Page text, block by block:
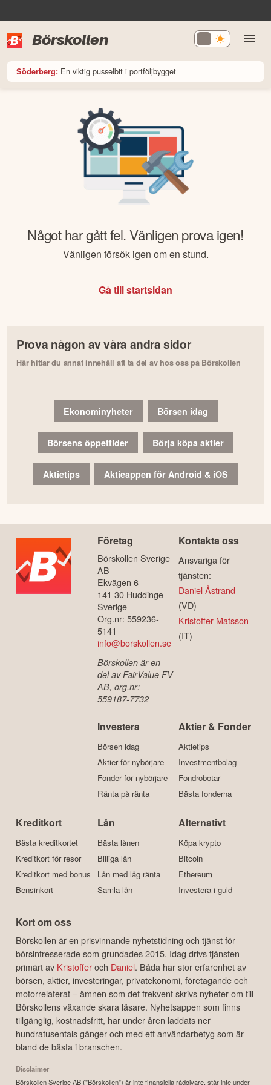
Börskollen
Söderberg: En viktig pusselbit i portföljbygget
Något har gått fel. Vänligen prova igen!
Vänligen försök igen om en stund.
Gå till startsidan
Prova någon av våra andra sidor
Här hittar du annat innehåll att ta del av hos oss på Börskollen
Ekonominyheter Börsen idag
Börsens öppettider Börja köpa aktier
Aktietips Aktieappen för Android & iOS
Företag
Börskollen Sverige
AB
Ekvägen 6
141 30 Huddinge
Sverige
Org.nr: 559236-
5141
info@borskollen.se
Börskollen är en
del av FairValue FV
AB, org.nr:
559187-7732
Kontakta oss
Ansvariga för
tjänsten:
Daniel Åstrand
(VD)
Kristoffer Matsson
(IT)
Investera
Börsen idag
Aktier för nybörjare
Fonder för nybörjare
Ränta på ränta
Aktier & Fonder
Aktietips
Investmentbolag
Fondrobotar
Bästa fonderna
Kreditkort
Bästa kreditkortet
Kreditkort för resor
Kreditkort med bonus
Bensinkort
Lån
Bästa lånen
Billiga lån
Lån med låg ränta
Samla lån
Alternativt
Köpa krypto
Bitcoin
Ethereum
Investera i guld
Kort om oss
Börskollen är en prisvinnande nyhetstidning och tjänst för
börsintresserade som grundades 2015. Idag drivs tjänsten
primärt av Kristofferoch Daniel. Båda har stor erfarenhet av
börsen, aktier, investeringar, privatekonomi, företagande och
motorrelaterat – ämnen som det frekvent skrivs nyheter om till
Börskollens växande skara läsare. Nyhetsappen som finns
tillgänglig, kostnadsfritt, har under åren laddats ner
hundratusentals gånger och med ett användarbetyg som är
bland de bästa i branschen.
Disclaimer
Börskollen Sverige AB ("Börskollen") är inte finansiella rådgivare, står inte under